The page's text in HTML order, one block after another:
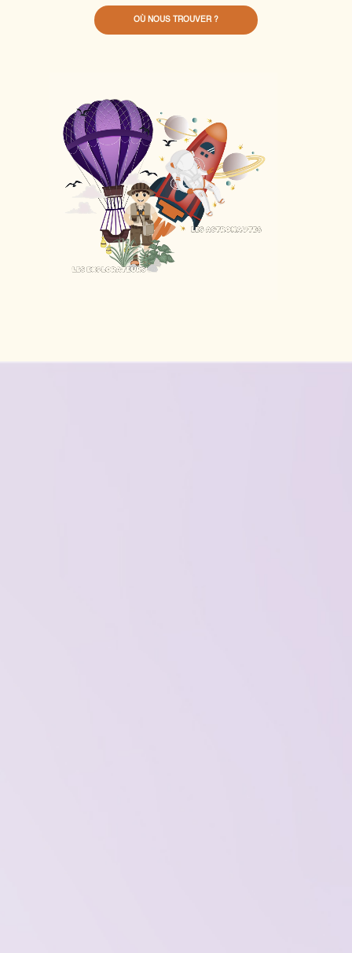
OÙ NOUS TROUVER ?